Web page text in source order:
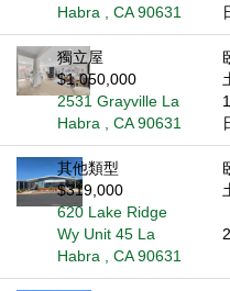
Habra , CA 90631
獨立屋
$1,050,000
2531 Grayville La
Habra , CA 90631
其他類型
$319,000
620 Lake Ridge
Wy Unit 45 La
Habra , CA 90631